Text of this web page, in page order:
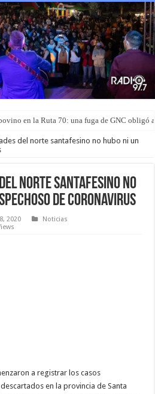
en la Ruta 70: una fuga de GNC obligó
del norte santafesino no hubo ni un
norte santafesino no
de coronavirus
2020
Noticias
a registrar los casos
en la provincia de Santa